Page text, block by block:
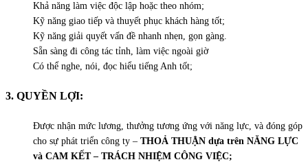
Khả năng làm việc độc lập hoặc theo nhóm;
Kỹ năng giao tiếp và thuyết phục khách hàng tốt;
Kỹ năng giải quyết vấn đề nhanh nhẹn, gọn gàng.
Sẵn sàng đi công tác tỉnh, làm việc ngoài giờ
Có thể nghe, nói, đọc hiểu tiếng Anh tốt;
3. QUYỀN LỢI:
Được nhận mức lương, thưởng tương ứng với năng lực, và đóng góp
cho sự phát triển công ty – THOẢ THUẬN dựa trên NĂNG LỰC
và CAM KẾT – TRÁCH NHIỆM CÔNG VIỆC;